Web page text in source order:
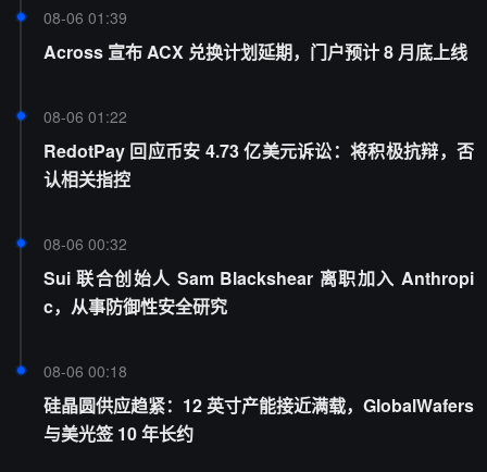
08-06 01:39
Across 宣布 ACX 兑换计划延期，门户预计 8 月底上线
08-06 01:22
RedotPay 回应币安 4.73 亿美元诉讼：将积极抗辩，否
认相关指控
08-06 00:32
Sui 联合创始人 Sam Blackshear 离职加入 Anthropi
c，从事防御性安全研究
08-06 00:18
硅晶圆供应趋紧：12 英寸产能接近满载，GlobalWafers
与美光签 10 年长约